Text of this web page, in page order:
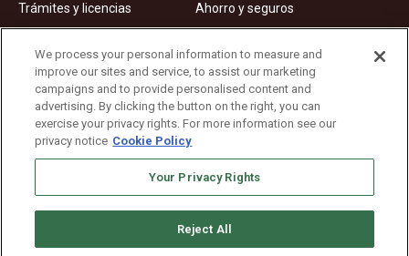
Trámites y licencias
Ahorro y seguros
Noticias
Videos de autos
Ad Choices
About Us
Editorial Guidelines
We process your personal information to measure and
improve our sites and service, to assist our marketing
campaigns and to provide personalised content and
advertising. By clicking the button on the right, you can
exercise your privacy rights. For more information see our
privacy notice Cookie Policy
Your Privacy Rights
Reject All